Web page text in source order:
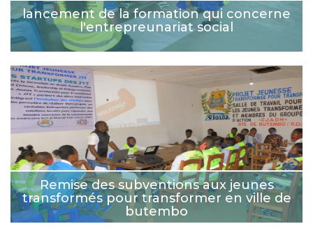
lancement de la formation qui concerne
l'entrepreunariat social
Remise des subventions aux jeunes
transformés pour transformer en ville de
butembo